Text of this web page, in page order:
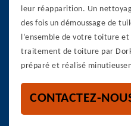
leur réapparition. Un
des fois un démoussage de
l’ensemble de votre toiture
traitement de toiture par
préparé et réalisé
CONTACTEZ-